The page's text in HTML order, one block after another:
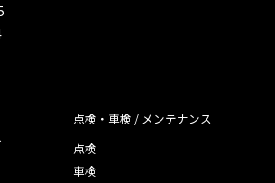
点検・車検 / メンテナンス
点検
車検